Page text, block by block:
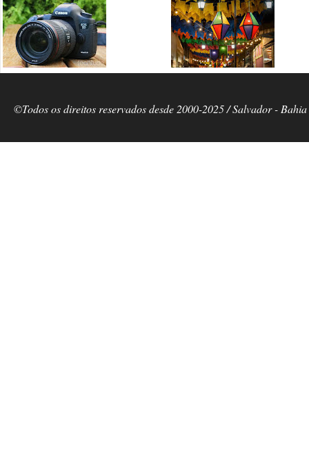
©Todos os direitos reservados desde 2000-2025 / Salvador -